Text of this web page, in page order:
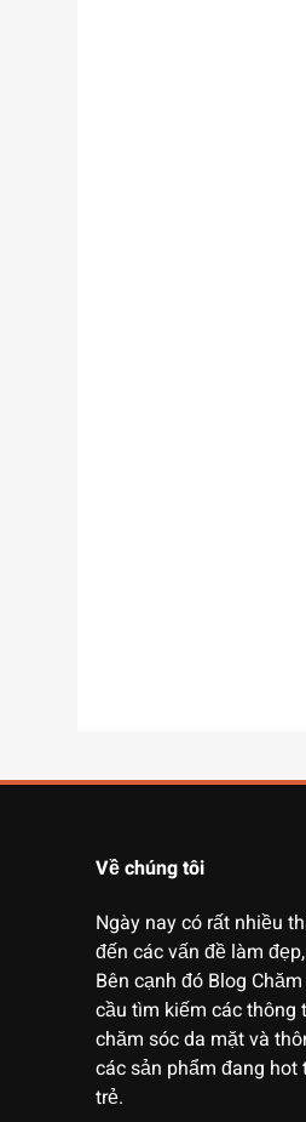
Về chúng tôi
Ngày nay có rất nhiều
đến các vấn đề làm
Bên cạnh đó Blog
cầu tìm kiếm các thông
chăm sóc da mặt và
các sản phẩm đang
trẻ.